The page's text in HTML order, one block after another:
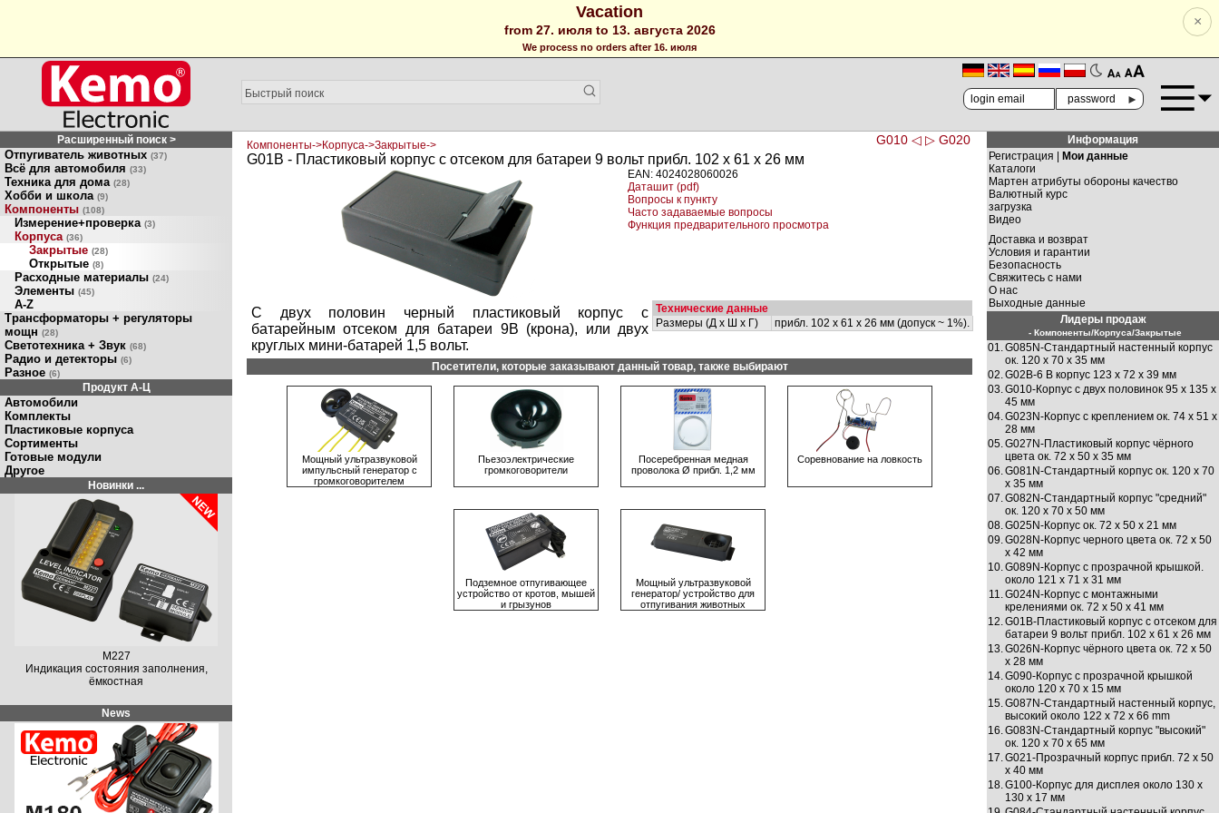
Vacation
from 27. июля to 13. августа 2026
We process no orders after 16. июля
×
🗛 🗚
►
Расширенный поиск >
Отпугиватель животных (37)
Всё для автомобиля (33)
Техника для дома (28)
Хобби и школа (9)
Компоненты (108)
Измерение+проверка (3)
Корпуса (36)
Закрытые (28)
Открытые (8)
Расходные материалы (24)
Элементы (45)
A-Z
Трансформаторы + регуляторы
мощн (28)
Светотехника + Звук (68)
Радио и детекторы (6)
Разное (6)
Продукт A-Ц
Автомобили
Комплекты
Пластиковые корпуса
Сортименты
Готовые модули
Другое
Новинки ...
M227
Индикация состояния заполнения,
ёмкостная
News
G010 ◁ ▷ G020
Компоненты->Корпуса->Закрытые->
G01B - Пластиковый корпус с отсеком для батареи 9 вольт прибл. 102 х 61 х 26 мм
EAN: 4024028060026
Даташит (pdf)
Вопросы к пункту
Часто задаваемые вопросы
Функция предварительного просмотра
Технические данные
Размеры (Д х Ш х Г)
прибл. 102 х 61 х 26 мм (допуск ~ 1%).
С двух половин черный пластиковый корпус с
батарейным отсеком для батареи 9В (крона), или двух
круглых мини-батарей 1,5 вольт.
Посетители, которые заказывают данный товар, также выбирают
Мощный ультрaзвуковой
импульсный гeнeрaтор с
громкоговоритeлeм
Пьезоэлектрические
громкоговорители
Посеребренная медная
проволока Ø прибл. 1,2 мм
Сорeвновaниe нa ловкость
Подземное отпугивающее
устройство от кротов, мышей
и грызунов
Мощный ультрaзвуковой
гeнeрaтор/ устройство для
отпугивания животных
Информация
Регистрация |
Мои данные
Каталоги
Мартен атрибуты обороны качество
Валютный курс
загрузка
Видео
Доставка и возврат
Условия и гарантии
Безопасность
Свяжитесь с нами
О нас
Выходные данные
Лидеры продаж
- Компоненты/Корпуса/Закрытые
01.G085N-Стандартный настенный корпус
ок. 120 х 70 х 35 мм
02.G02B-6 В корпус 123 х 72 х 39 мм
03.G010-Корпус с двух половинок 95 х 135 х
45 мм
04.G023N-Корпус с креплением ок. 74 х 51 х
28 мм
05.G027N-Пластиковый корпус чёрного
цвета ок. 72 х 50 х 35 мм
06.G081N-Стандартный корпус ок. 120 х 70
х 35 мм
07.G082N-Стандартный корпус "средний"
ок. 120 х 70 х 50 мм
08.G025N-Корпус ок. 72 х 50 х 21 мм
09.G028N-Корпус черного цвета ок. 72 х 50
х 42 мм
10.G089N-Корпус с прозрачной крышкой.
около 121 х 71 х 31 мм
11.G024N-Корпус с монтажными
крелениями ок. 72 х 50 х 41 мм
12.G01B-Пластиковый корпус с отсеком для
батареи 9 вольт прибл. 102 х 61 х 26 мм
13.G026N-Корпус чёрного цвета ок. 72 х 50
х 28 мм
14.G090-Корпус с прозрачной крышкой
около 120 х 70 х 15 мм
15.G087N-Стандартный настенный корпус,
высокий около 122 x 72 x 66 mm
16.G083N-Стандартный корпус "высокий"
ок. 120 х 70 х 65 мм
17.G021-Прозрачный корпус прибл. 72 х 50
х 40 мм
18.G100-Корпус для дисплея около 130 х
130 х 17 мм